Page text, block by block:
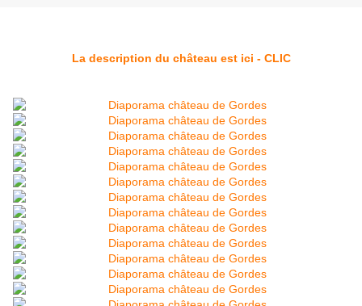
La description du château est ici - CLIC